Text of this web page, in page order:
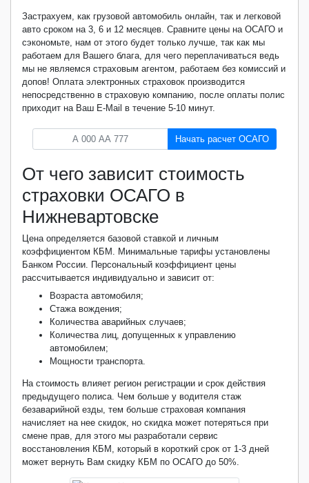
Застрахуем, как грузовой автомобиль онлайн, так и легковой
авто сроком на 3, 6 и 12 месяцев. Сравните цены на ОСАГО и
сэкономьте, нам от этого будет только лучше, так как мы
работаем для Вашего блага, для чего переплачиваться ведь
мы не являемся страховым агентом, работаем без комиссий и
допов! Оплата электронных страховок производится
непосредственно в страховую компанию, после оплаты полис
приходит на Ваш E-Mail в течение 5-10 минут.
Начать расчет ОСАГО
От чего зависит стоимость
страховки ОСАГО в
Нижневартовске
Цена определяется базовой ставкой и личным
коэффициентом КБМ. Минимальные тарифы установлены
Банком России. Персональный коэффициент цены
рассчитывается индивидуально и зависит от:
Возраста автомобиля;
Стажа вождения;
Количества аварийных случаев;
Количества лиц, допущенных к управлению
автомобилем;
Мощности транспорта.
На стоимость влияет регион регистрации и срок действия
предыдущего полиса. Чем больше у водителя стаж
безаварийной езды, тем больше страховая компания
начисляет на нее скидок, но скидка может потеряться при
смене прав, для этого мы разработали сервис
восстановления КБМ, который в короткий срок от 1-3 дней
может вернуть Вам скидку КБМ по ОСАГО до 50%.